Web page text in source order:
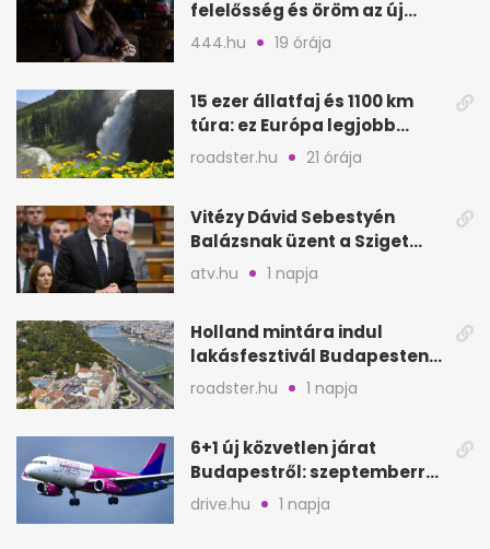
felelősség és öröm az új
regény tükrében
444.hu 19 órája
15 ezer állatfaj és 1100 km
túra: ez Európa legjobb
nemzeti parkja
roadster.hu 21 órája
Vitézy Dávid Sebestyén
Balázsnak üzent a Sziget
után: Dj Oti megmozgatta a
atv.hu 1 napja
Holland mintára indul
lakásfesztivál Budapesten:
koncertek egy napig
roadster.hu 1 napja
6+1 új közvetlen járat
Budapestről: szeptemberre
is jó úti célok
drive.hu 1 napja